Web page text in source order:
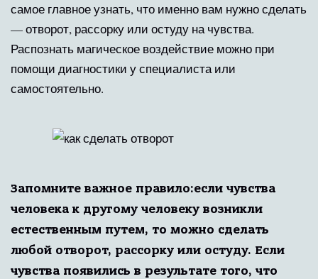
самое главное узнать, что именно вам нужно сделать
— отворот, рассорку или остуду на чувства.
Распознать магическое воздействие можно при
помощи диагностики у специалиста или
самостоятельно.
Запомните важное правило:если чувства
человека к другому человеку возникли
естественным путем, то можно сделать
любой отворот, рассорку или остуду. Если
чувства появились в результате того, что